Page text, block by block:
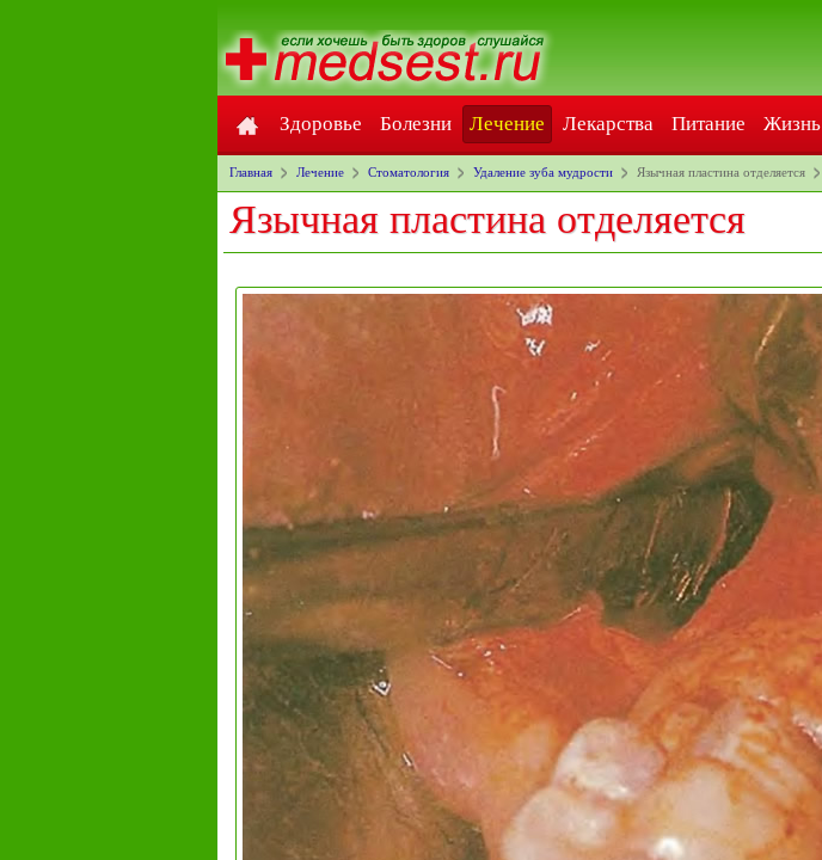
Здоровье Болезни Лечение Лекарства Питание Жизнь
Главная Лечение Стоматология Удаление зуба мудрости Язычная пластина отделяется
Язычная пластина отделяется